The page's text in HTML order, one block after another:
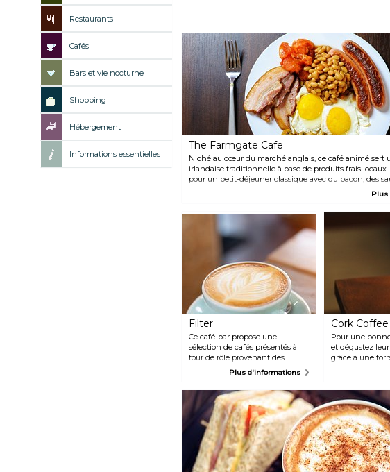
Restaurants
Cafés
Bars et vie nocturne
Shopping
Hébergement
Informations essentielles
The Farmgate Cafe
Niché au cœur du marché anglais, ce café animé sert
irlandaise traditionnelle à base de produits frais locaux.
pour un petit-déjeuner classique avec du bacon, des
frits et du boudin noir, ou venez un peu plus tard pour
Plus
Filter
Ce café-bar propose une
sélection de cafés présentés à
tour de rôle provenant des
meilleurs torréfacteurs irlandais.
Si vous avez un petit creux, vous
trouverez également une
sélection de sandwichs et de
pâtisseries.
Plus d'informations
Cork
Pour une
et dégustez
grâce à une
distinctif qui
accompagnée